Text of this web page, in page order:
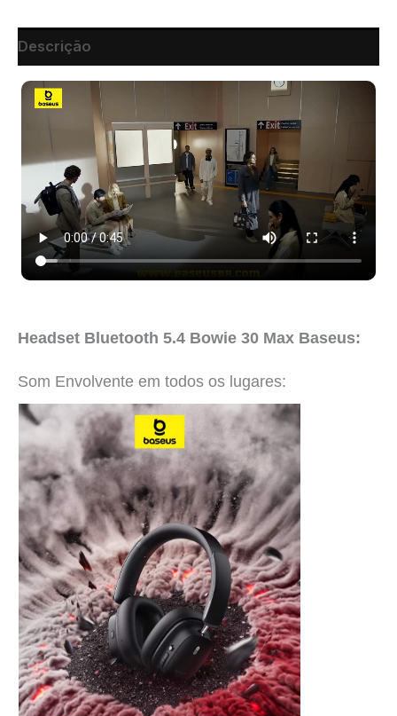
Descrição
Headset Bluetooth 5.4 Bowie 30 Max Baseus:
Som Envolvente em todos os lugares: